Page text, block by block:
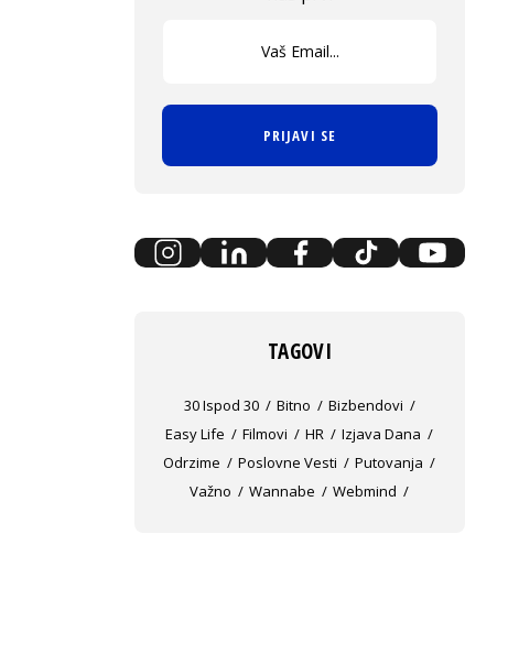
PRIJAVI SE
TAGOVI
30 Ispod 30 Bitno
Bizbendovi
Easy Life
Filmovi HR
Izjava Dana
Odrzime
Poslovne Vesti
Putovanja
Važno
Wannabe Webmind